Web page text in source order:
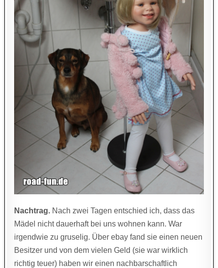
Nachtrag. Nach zwei Tagen entschied ich, dass das
Mädel nicht dauerhaft bei uns wohnen kann. War
irgendwie zu gruselig. Über ebay fand sie einen neuen
Besitzer und von dem vielen Geld (sie war wirklich
richtig teuer) haben wir einen nachbarschaftlich